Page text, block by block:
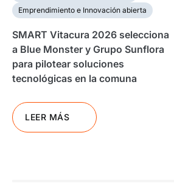
Emprendimiento e Innovación abierta
SMART Vitacura 2026 selecciona
a Blue Monster y Grupo Sunflora
para pilotear soluciones
tecnológicas en la comuna
LEER MÁS